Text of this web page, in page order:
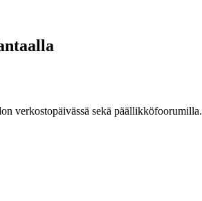
verkostopäivässä sekä päällikköfoorumilla.